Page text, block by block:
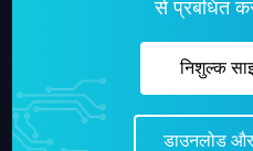
से प्रबंधित
निशुल्क
डाउनलोड